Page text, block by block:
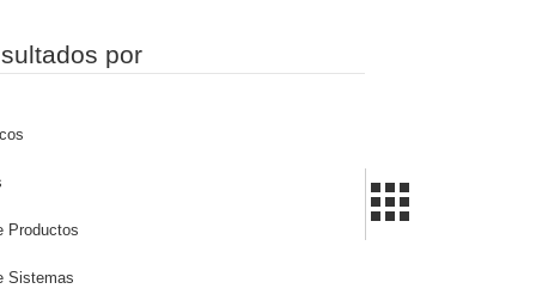
por
Productos
Sistemas